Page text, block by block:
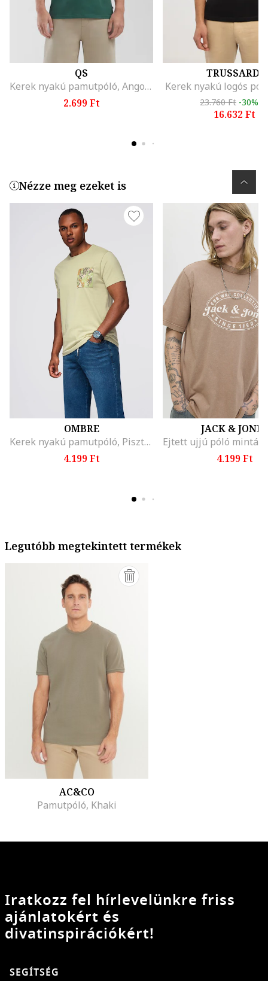
QS
Kerek nyakú pamutpóló, Angolzöld
2.699 Ft
TRUSSARDI
Kerek nyakú logós
23.760 Ft -30%
16.632 Ft
Nézze meg ezeket is
OMBRE
Kerek nyakú pamutpóló, Pisztáciazöld
4.199 Ft
JACK & JONES
4.199 Ft
Legutóbb megtekintett termékek
AC&CO
Pamutpóló, Khaki
Iratkozz fel hírlevelünkre friss
ajánlatokért és
divatinspirációkért!
SEGÍTSÉG